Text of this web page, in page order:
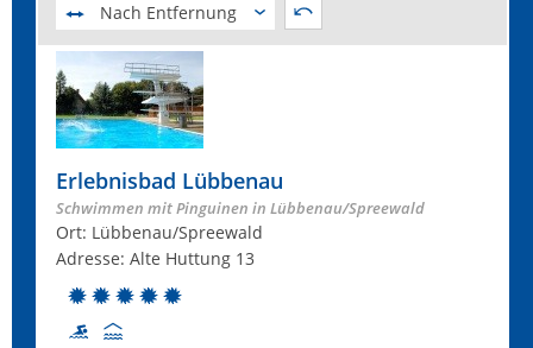
Nach Entfernung
Erlebnisbad Lübbenau
Schwimmen mit Pinguinen in Lübbenau/Spreewald
Ort: Lübbenau/Spreewald
Adresse: Alte Huttung 13